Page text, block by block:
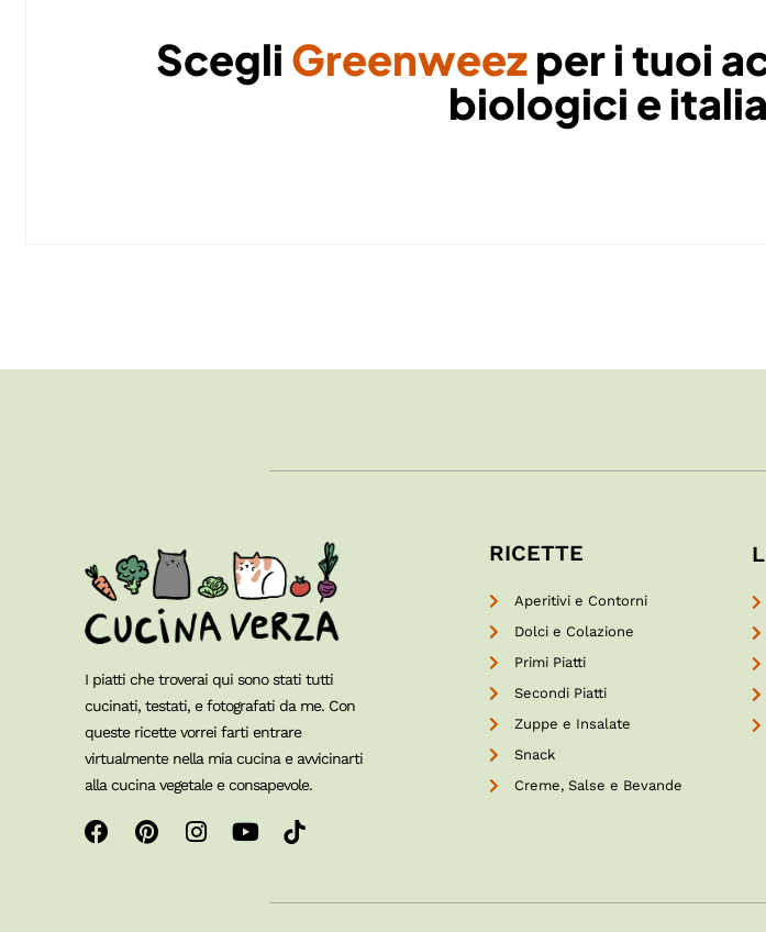
Scegli Greenweezper i tuoi
biologici e
I piatti che troverai qui sono stati tutti
cucinati, testati, e fotografati da me. Con
queste ricette vorrei farti entrare
virtualmente nella mia cucina e avvicinarti
alla cucina vegetale e consapevole.
RICETTE
Aperitivi e Contorni
Dolci e Colazione
Primi Piatti
Secondi Piatti
Zuppe e Insalate
Snack
Creme, Salse e Bevande